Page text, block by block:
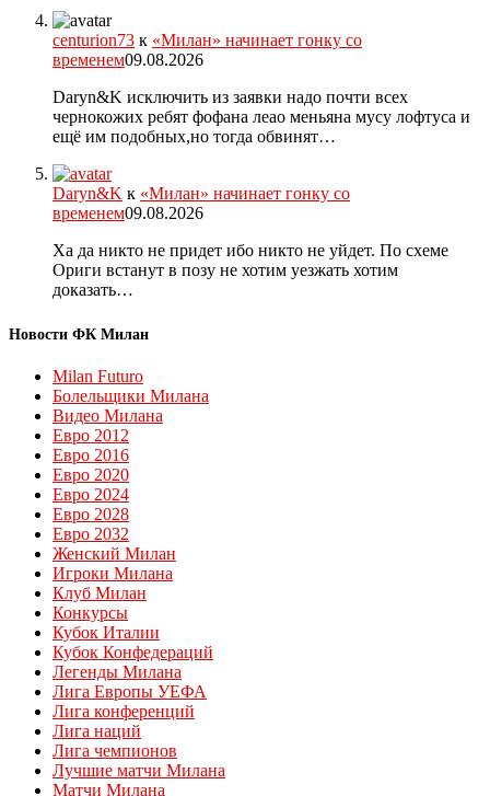
centurion73 к «Милан» начинает гонку со
временем09.08.2026
Daryn&K исключить из заявки надо почти всех
чернокожих ребят фофана леао меньяна мусу лофтуса и
ещё им подобных,но тогда обвинят…
Daryn&K к «Милан» начинает гонку со
временем09.08.2026
Ха да никто не придет ибо никто не уйдет. По схеме
Ориги встанут в позу не хотим уезжать хотим
доказать…
Новости ФК Милан
Milan Futuro
Болельщики Милана
Видео Милана
Евро 2012
Евро 2016
Евро 2020
Евро 2024
Евро 2028
Евро 2032
Женский Милан
Игроки Милана
Клуб Милан
Конкурсы
Кубок Италии
Кубок Конфедераций
Легенды Милана
Лига Европы УЕФА
Лига конференций
Лига наций
Лига чемпионов
Лучшие матчи Милана
Матчи Милана